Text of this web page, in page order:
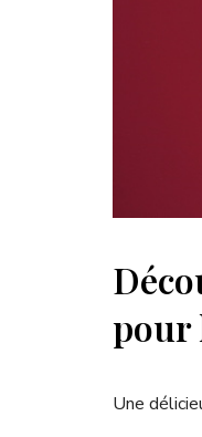
pour
Une